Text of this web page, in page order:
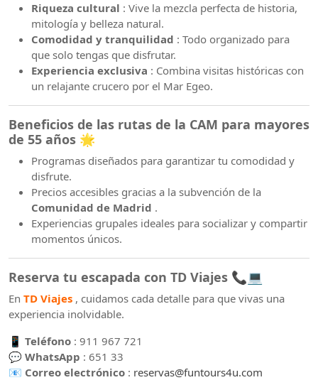
Riqueza cultural : Vive la mezcla perfecta de historia,
mitología y belleza natural.
Comodidad y tranquilidad : Todo organizado para
que solo tengas que disfrutar.
Experiencia exclusiva : Combina visitas históricas con
un relajante crucero por el Mar Egeo.
Beneficios de las rutas de la CAM para mayores
de 55 años 🌟
Programas diseñados para garantizar tu comodidad y
disfrute.
Precios accesibles gracias a la subvención de la
Comunidad de Madrid .
Experiencias grupales ideales para socializar y compartir
momentos únicos.
Reserva tu escapada con TD Viajes 📞💻
En TD Viajes , cuidamos cada detalle para que vivas una
experiencia inolvidable.
📱 Teléfono : 911 967 721
💬 WhatsApp : 651 33
📧 Correo electrónico : reservas@funtours4u.com